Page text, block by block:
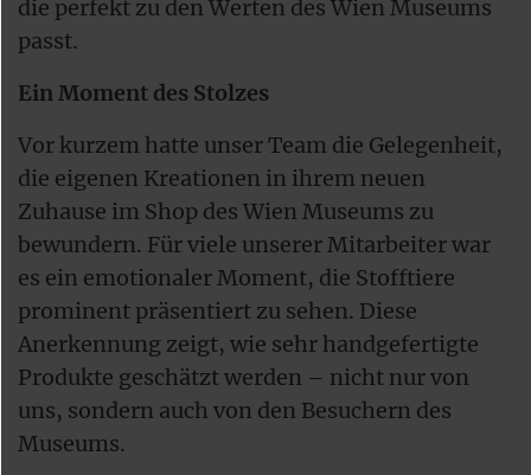
die perfekt zu den Werten des Wien Museums
passt.
Ein Moment des Stolzes
Vor kurzem hatte unser Team die Gelegenheit,
die eigenen Kreationen in ihrem neuen
Zuhause im Shop des Wien Museums zu
bewundern. Für viele unserer Mitarbeiter war
es ein emotionaler Moment, die Stofftiere
prominent präsentiert zu sehen. Diese
Anerkennung zeigt, wie sehr handgefertigte
Produkte geschätzt werden – nicht nur von
uns, sondern auch von den Besuchern des
Museums.